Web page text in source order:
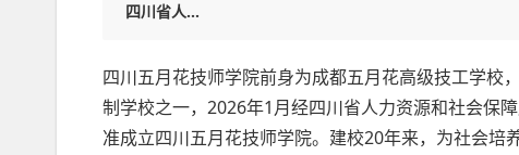
四川省人...
四川五月花技师学院前身为成都五月花高级技工学校
制学校之一，2026年1月经四川省人力资源和社会保
准成立四川五月花技师学院。建校20年来，为社会